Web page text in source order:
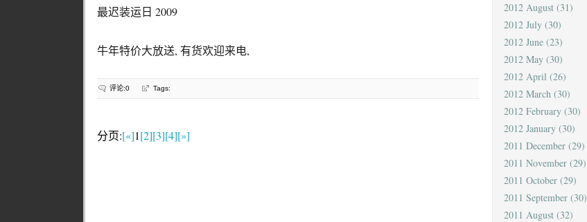
最迟装运日 2009
牛年特价大放送, 有货欢迎来电,
评论:0 Tags:
分页:[«]1[2][3][4][»]
2012 August (31)
2012 July (30)
2012 June (23)
2012 May (30)
2012 April (26)
2012 March (30)
2012 February (30)
2012 January (30)
2011 December (29)
2011 November (29)
2011 October (29)
2011 September (30)
2011 August (32)